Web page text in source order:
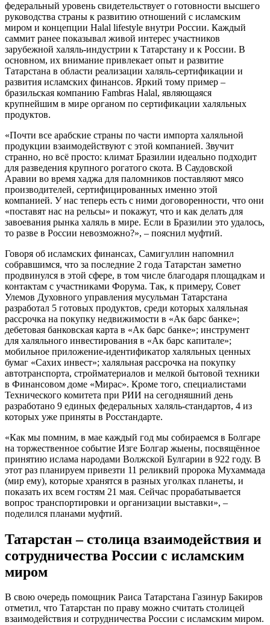
федеральный уровень свидетельствует о готовности высшего
руководства страны к развитию отношений с исламским
миром и концепции Halal lifestyle внутри России. Каждый
саммит ранее показывал живой интерес участников
зарубежной халяль-индустрии к Татарстану и к России. В
основном, их внимание привлекает опыт и развитие
Татарстана в области реализации халяль-сертификации и
развития исламских финансов. Яркий тому пример –
бразильская компанию Fambras Halal, являющаяся
крупнейшим в мире органом по сертификации халяльных
продуктов.
«Почти все арабские страны по части импорта халяльной
продукции взаимодействуют с этой компанией. Звучит
странно, но всё просто: климат Бразилии идеально подходит
для разведения крупного рогатого скота. В Саудовской
Аравии во время хаджа для паломников поставляют мясо
производителей, сертифицированных именно этой
компанией. У нас теперь есть с ними договоренности, что они
«поставят нас на рельсы» и покажут, что и как делать для
завоевания рынка халяль в мире. Если в Бразилии это удалось,
то разве в России невозможно?», – пояснил муфтий.
Говоря об исламских финансах, Самигуллин напомнил
собравшимся, что за последние 2 года Татарстан заметно
продвинулся в этой сфере, в том числе благодаря площадкам и
контактам с участниками Форума. Так, к примеру, Совет
Улемов Духовного управления мусульман Татарстана
разработал 5 готовых продуктов, среди которых халяльная
рассрочка на покупку недвижимости в «Ак барс банке»;
дебетовая банковская карта в «Ак барс банке»; инструмент
для халяльного инвестирования в «Ак барс капитале»;
мобильное приложение-идентификатор халяльных ценных
бумаг «Сахих инвест»; халяльная рассрочка на покупку
автотранспорта, стройматериалов и мелкой бытовой техники
в Финансовом доме «Мирас». Кроме того, специалистами
Технического комитета при РИИ на сегодняшний день
разработано 9 единых федеральных халяль-стандартов, 4 из
которых уже приняты в Росстандарте.
«Как мы помним, в мае каждый год мы собираемся в Болгаре
на торжественное событие Изге Болгар жыены, посвящённое
принятию ислама народами Волжской Булгарии в 922 году. В
этот раз планируем привезти 11 реликвий пророка Мухаммада
(мир ему), которые хранятся в разных уголках планеты, и
показать их всем гостям 21 мая. Сейчас прорабатывается
вопрос транспортировки и организации выставки», –
поделился планами муфтий.
Татарстан – столица взаимодействия и
сотрудничества России с исламским
миром
В свою очередь помощник Раиса Татарстана Газинур Бакиров
отметил, что Татарстан по праву можно считать столицей
взаимодействия и сотрудничества России с исламским миром.